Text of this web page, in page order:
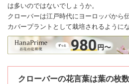
は多いのではないでしょうか。
クローバーは江戸時代にヨーロッパから
カバープラントとして栽培されるように
クローバーの花言葉は葉の枚